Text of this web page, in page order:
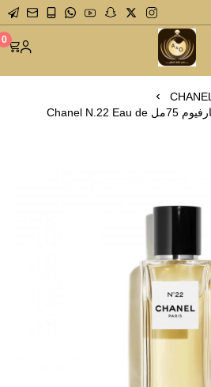
متجر عاشق العطور 0
CHANEL
عطر شانيل نمبر 22 او دو بارفيوم 75مل Chanel N.22 Eau de